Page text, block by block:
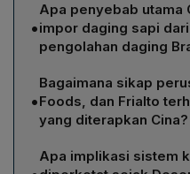
•
Apa penyebab utama
impor daging sapi
pengolahan daging
Cina menangguhkan
mendeteksi
dalam aturan
sapi yang diproses di
•
Bagaimana sikap
Foods, dan Frialto
yang diterapkan Cina?
Ketiga perusahaan,
pengolah daging
Apa implikasi sistem